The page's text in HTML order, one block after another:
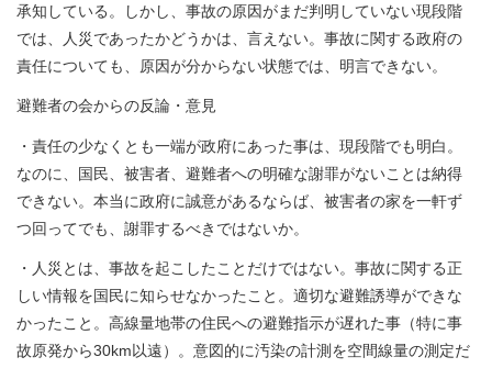
承知している。しかし、事故の原因がまだ判明していない現段階
では、人災であったかどうかは、言えない。事故に関する政府の
責任についても、原因が分からない状態では、明言できない。
避難者の会からの反論・意見
・責任の少なくとも一端が政府にあった事は、現段階でも明白。
なのに、国民、被害者、避難者への明確な謝罪がないことは納得
できない。本当に政府に誠意があるならば、被害者の家を一軒ず
つ回ってでも、謝罪するべきではないか。
・人災とは、事故を起こしたことだけではない。事故に関する正
しい情報を国民に知らせなかったこと。適切な避難誘導ができな
かったこと。高線量地帯の住民への避難指示が遅れた事（特に事
故原発から30km以遠）。意図的に汚染の計測を空間線量の測定だ